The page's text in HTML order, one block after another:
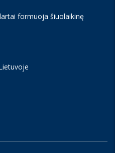
formuoja šiuolaikinę